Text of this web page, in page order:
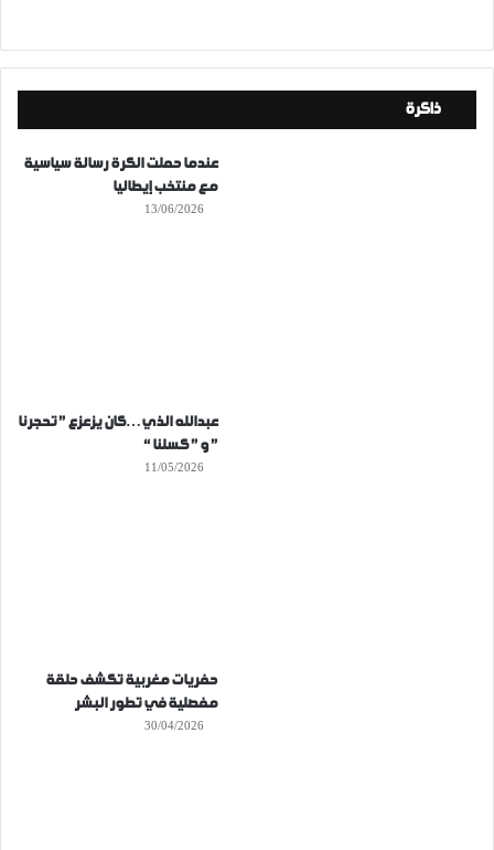
ذاكرة
عندما حملت الكرة رسالة سياسية
مع منتخب إيطاليا
13/06/2026
عبدالله الذي…كان يزعزع ” تحجرنا
” و ” كسلنا “
11/05/2026
حفريات مغربية تكشف حلقة
مفصلية في تطور البشر
30/04/2026